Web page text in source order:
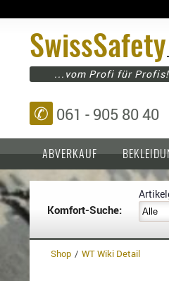
SwissSafety
...vom Profi für Profis!
✆ 061 - 905 80 40
ABVERKAUF
Einlagen,
Kopfschutz
Tragesysteme
Holster
Basen,
Grundplatten
Komfort-Suche:
Shop WT Wiki Detail